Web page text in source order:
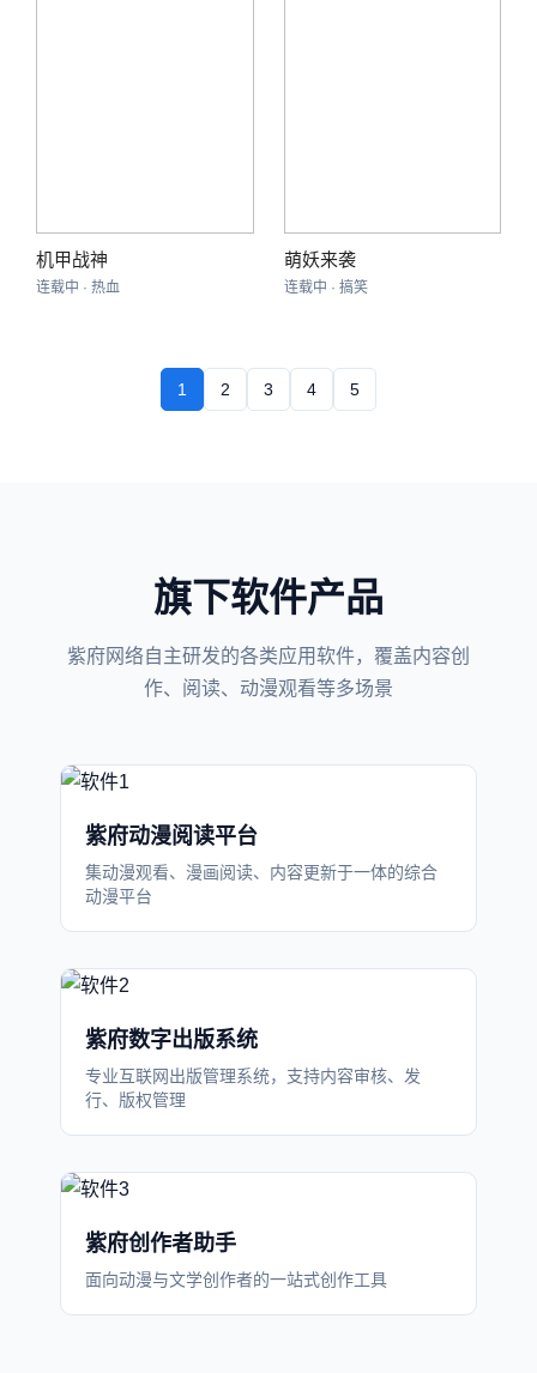
机甲战神
连载中 · 热血
萌妖来袭
连载中 · 搞笑
1 2 3 4 5
旗下软件产品
紫府网络自主研发的各类应用软件，覆盖内容创
作、阅读、动漫观看等多场景
紫府动漫阅读平台
集动漫观看、漫画阅读、内容更新于一体的综合
动漫平台
紫府数字出版系统
专业互联网出版管理系统，支持内容审核、发
行、版权管理
紫府创作者助手
面向动漫与文学创作者的一站式创作工具